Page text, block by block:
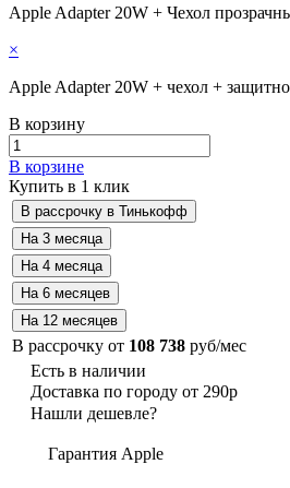
Apple Adapter 20W + Чехол
×
Apple Adapter 20W + чехол +
В корзину
В корзине
Купить в 1 клик
В рассрочку от 108 738 руб/мес
Есть в наличии
Доставка по городу от 290р
Нашли дешевле?
Гарантия Apple